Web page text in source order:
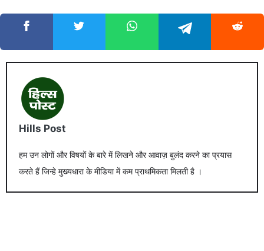
Hills Post
हम उन लोगों और विषयों के बारे में लिखने और आवाज़ बुलंद करने का प्रयास
करते हैं जिन्हे मुख्यधारा के मीडिया में कम प्राथमिकता मिलती है ।